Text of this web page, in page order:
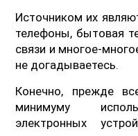
Источником их
телефоны, бытовая
связи и многое-
не догадываетесь.
Конечно, прежде
минимуму
электронных